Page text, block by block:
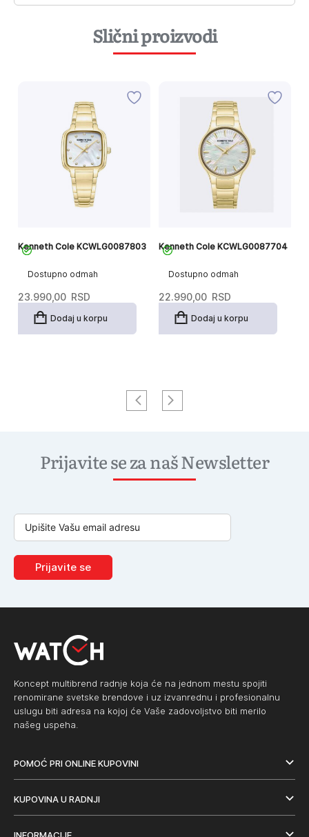
Slični proizvodi
Dostupno odmah
Kenneth Cole KCWLG0087803
23.990,00 RSD
Dodaj u korpu
Dostupno odmah
Kenneth Cole KCWLG0087704
22.990,00 RSD
Dodaj u korpu
Prijavite se za naš Newsletter
Prijavite se
Koncept multibrend radnje koja će na jednom mestu spojiti
renomirane svetske brendove i uz izvanrednu i profesionalnu
uslugu biti adresa na kojoj će Vaše zadovoljstvo biti merilo
našeg uspeha.
POMOĆ PRI ONLINE KUPOVINI
KUPOVINA U RADNJI
INFORMACIJE